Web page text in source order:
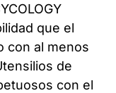
que el
con al menos
de
con el